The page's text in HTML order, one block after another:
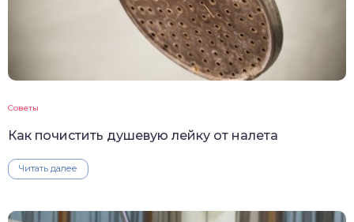
Советы
Как почистить душевую лейку от налета
Читать далее